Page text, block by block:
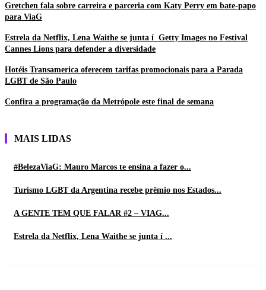
Gretchen fala sobre carreira e parceria com Katy Perry em bate-papo
para ViaG
Estrela da Netflix, Lena Waithe se junta í Getty Images no Festival
Cannes Lions para defender a diversidade
Hotéis Transamerica oferecem tarifas promocionais para a Parada
LGBT de São Paulo
Confira a programação da Metrópole este final de semana
MAIS LIDAS
#BelezaViaG: Mauro Marcos te ensina a fazer o...
Turismo LGBT da Argentina recebe prêmio nos Estados...
A GENTE TEM QUE FALAR #2 – VIAG...
Estrela da Netflix, Lena Waithe se junta í ...